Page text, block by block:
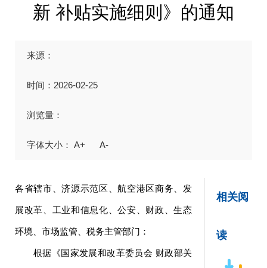
新 补贴实施细则》的通知
来源：
时间：2026-02-25
浏览量：
A+ A-
各省辖市、济源示范区、航空港区商务、发
展改革、工业和信息化、公安、财政、生态
环境、市场监管、税务主管部门：
根据《国家发展和改革委员会 财政部关
相关阅
读